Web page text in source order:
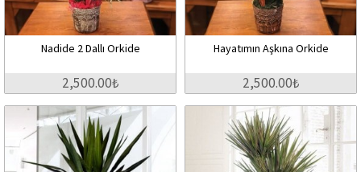
Nadide 2 Dallı Orkide
2,500.00₺
Hayatımın Aşkına Orkide
2,500.00₺